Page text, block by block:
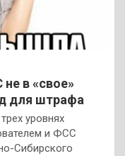
в «свое»
для штрафа
уровнях
и ФСС
Сибирского